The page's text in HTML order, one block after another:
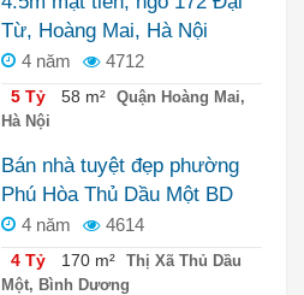
Từ, Hoàng Mai, Hà Nội
4 năm 4712
5 Tỷ 58 m²
Quận Hoàng Mai,
Hà Nội
Bán nhà tuyệt đẹp phường
Phú Hòa Thủ Dầu Một BD
4 năm 4614
4 Tỷ 170 m²
Thị Xã Thủ Dầu
Một, Bình Dương